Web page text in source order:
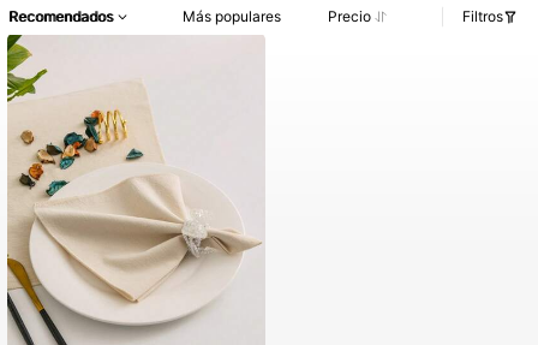
Recomendados Más populares Precio Filtros